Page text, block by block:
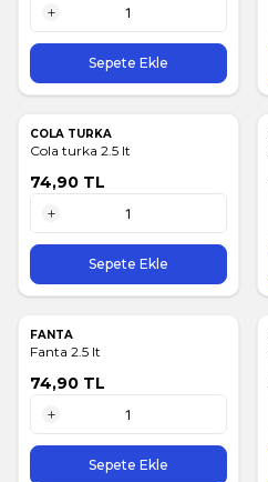
1 Adet
Sepete Ekle
COLA TURKA
Cola turka 2.5 lt
74,90 TL
1 Adet
Sepete Ekle
FANTA
Fanta 2.5 lt
74,90 TL
1 Adet
Sepete Ekle